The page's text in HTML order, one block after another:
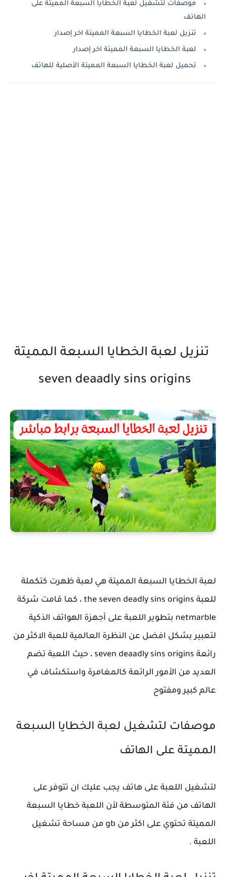
موصفات لتشغيل لعبة الخطايا السبعة المميتة على
الهاتف
تنزيل لعبة الخطايا السبعة المميتة اخر إصدار
لعبة الخطايا السبعة المميتة اخر إصدار
تحميل لعبة الخطايا السبعة المميتة الأصلية للهاتف
تنزيل لعبة الخطايا السبعة المميتة
seven deaadly sins origins
لعبة الخطايا السبعة المميتة هي لعبة ظهرت كتكملة
للعبة the seven deadly sins origins ، كما قامت شركة
netmarble بتطوير اللعبة على أجهزة الهواتف الذكية
لتعبير بشكل افضل عن النظرة العالمية للعبة الاكثر من
رائعة seven deaadly sins origins ، حيث اللعبة تضم
العديد من الأمور الرائعة كالمغامرة واستكشاف في
عالم كبير ومفتوح
موصفات لتشغيل لعبة الخطايا السبعة
المميتة على الهاتف
لتشغيل اللعبة على هاتف يجب عليك ان تتوفر على
الهاتف من فئة المتوسطة لأن اللعبة خطايا السبعة
المميتة تحتوي على اكثر من gb من مساحة تشغيل
اللعبة .